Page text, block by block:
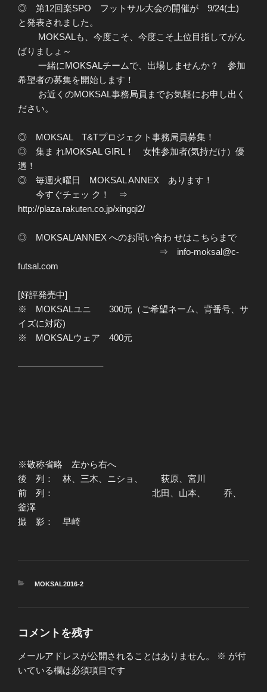
◎ 第12回楽SPO フットサル大会の開催が 9/24(土)
と発表されました。
MOKSALも、今度こそ、今度こそ上位目指してがん
ばりましょ～
一緒にMOKSALチームで、出場しませんか？ 参加
希望者の募集を開始します！
お近くのMOKSAL事務局員までお気軽にお申し出く
ださい。
◎ MOKSAL T&Tプロジェクト事務局員募集！
◎ 集ま れMOKSAL GIRL！ 女性参加者(気持だけ）優
遇！
◎ 毎週火曜日 MOKSAL ANNEX あります！
今すぐチェッ ク！ ⇒
http://plaza.rakuten.co.jp/xingqi2/
◎ MOKSAL/ANNEX へのお問い合わ せはこちらまで
⇒ info-moksal@c-
futsal.com
[好評発売中]
※ MOKSALユニ 300元（ご希望ネーム、背番号、サ
イズに対応)
※ MOKSALウェア 400元
—————————–
※敬称省略 左から右へ
後 列： 林、三木、ニショ、 荻原、宮川
前 列： 北田、山本、 乔、
釜澤
撮 影： 早崎
カ
MOKSAL2016-2
コメントを残す
メールアドレスが公開されることはありません。 ※ が付
いている欄は必須項目です